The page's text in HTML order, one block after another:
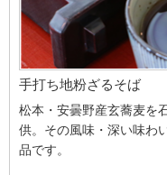
手打ち地粉ざるそば
松本・安曇野産玄蕎麦を
供。その風味・深い味わ
品です。